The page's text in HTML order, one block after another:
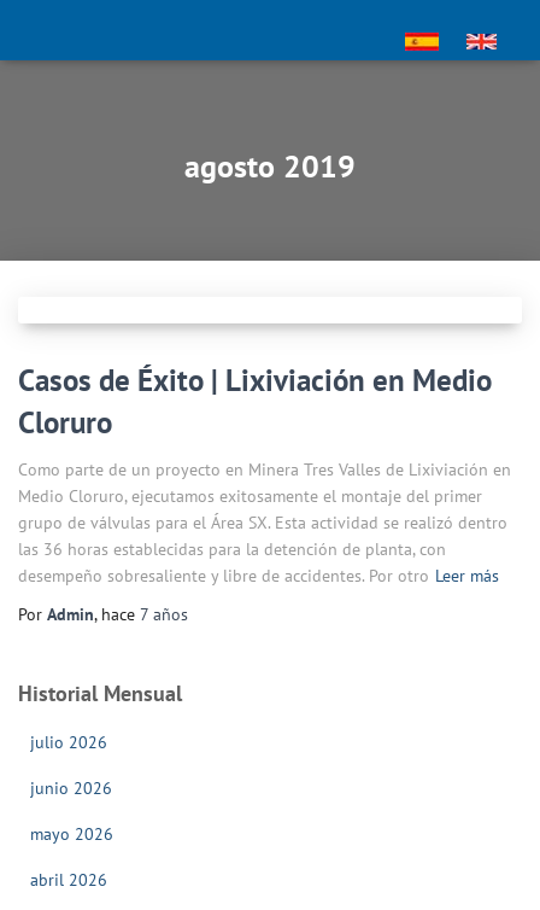
agosto 2019
Casos de Éxito | Lixiviación en Medio
Cloruro
Como parte de un proyecto en Minera Tres Valles de Lixiviación en
Medio Cloruro, ejecutamos exitosamente el montaje del primer
grupo de válvulas para el Área SX. Esta actividad se realizó dentro
las 36 horas establecidas para la detención de planta, con
desempeño sobresaliente y libre de accidentes. Por otro Leer más
Por Admin, hace 7 años
Historial Mensual
julio 2026
junio 2026
mayo 2026
abril 2026